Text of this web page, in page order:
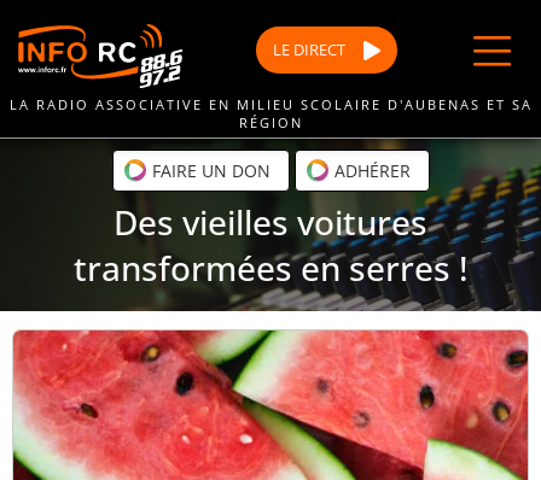
au
contenu
LE DIRECT
LA RADIO ASSOCIATIVE EN MILIEU SCOLAIRE D'AUBENAS ET SA
RÉGION
FAIRE UN DON ADHÉRER
Des vieilles voitures
transformées en serres !